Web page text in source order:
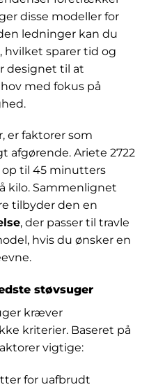
disse modeller for
ledninger kan du
hvilket sparer tid og
designet til at
med fokus på
er faktorer som
afgørende. Ariete 2722
til 45 minutters
kilo. Sammenlignet
tilbyder den en
, der passer til travle
hvis du ønsker en
støvsuger
kræver
kriterier. Baseret på
vigtige:
for uafbrudt